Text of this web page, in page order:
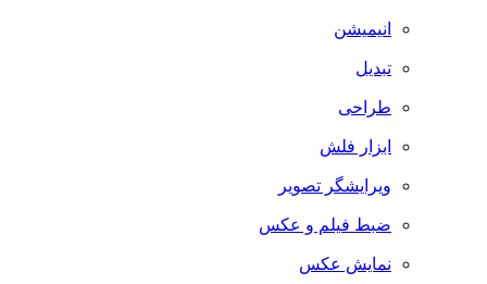
انیمیشن
تبدیل
طراحی
ابزار فلش
ویرایشگر تصویر
ضبط فيلم و عكس
نمایش عکس